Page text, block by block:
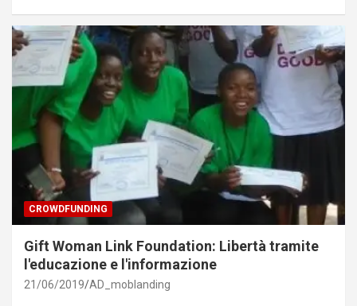
CROWDFUNDING
Gift Woman Link Foundation: Libertà tramite
l'educazione e l'informazione
21/06/2019 AD_moblanding